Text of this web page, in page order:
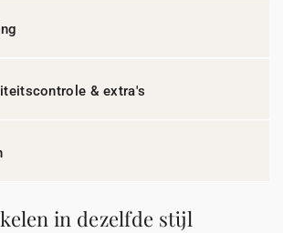
& extra's
in dezelfde stijl